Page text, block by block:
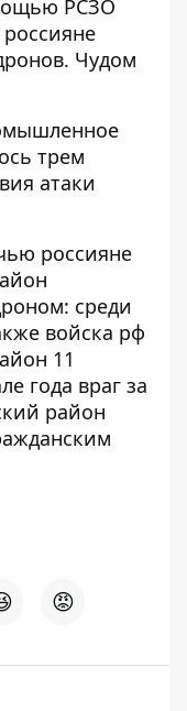
РСЗО
Чудом
трем
атаки
россияне
среди
войска рф
11
года враг за
район
😡